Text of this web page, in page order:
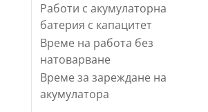
Работи с акумулаторна
батерия с капацитет
Време на работа без
натоварване
Време за зареждане на
акумулатора